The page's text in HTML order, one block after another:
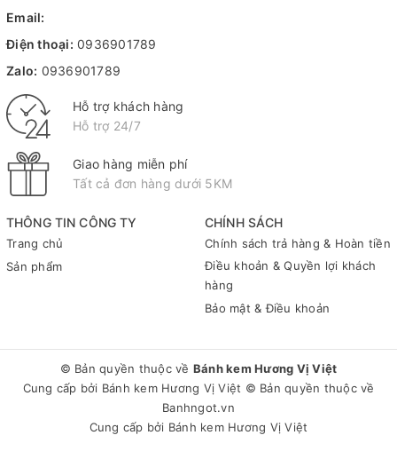
THÔNG TIN CÔNG TY
Trang chủ
Sản phẩm
CHÍNH SÁCH
Chính sách trả hàng & Hoàn tiền
Điều khoản & Quyền lợi khách
hàng
Bảo mật & Điều khoản
Email:
Điện thoại: 0936901789
Zalo: 0936901789
Hỗ trợ khách hàng
Hỗ trợ 24/7
Giao hàng miễn phí
Tất cả đơn hàng dưới 5KM
© Bản quyền thuộc về Bánh kem Hương Vị Việt
Cung cấp bởi Bánh kem Hương Vị Việt © Bản quyền thuộc về
Banhngot.vn
Cung cấp bởi Bánh kem Hương Vị Việt